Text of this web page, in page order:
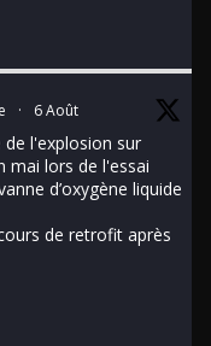
· 6 Août
de l'explosion sur
mai lors de l'essai
d’oxygène liquide
de retrofit après